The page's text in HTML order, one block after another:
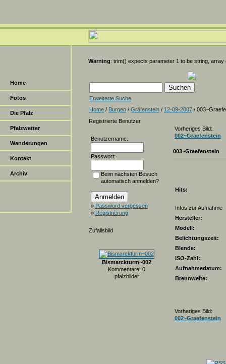
Home
Fotos
Die Pfalz
Pfalzwetter
Wanderungen
Kontakt
Archiv
Warning: trim() expects parameter 1 to be string,
Erweiterte Suche
Home / Burgen / Gräfenstein / 12-09-2007 /
Registrierte Benutzer
Benutzername:
Passwort:
Beim nächsten Besuch
automatisch anmelden?
» Password vergessen
» Registrierung
Zufallsbild
Bismarckturm~002
Kommentare: 0
pfalzbilder
Vorheriges Bild:
002~Graefenstein
003~Graefenstein
Hits:
Infos zur Aufnahme
Hersteller:
Modell:
Belichtungszeit:
Blende:
ISO-Zahl:
Aufnahmedatum:
Brennweite:
Vorheriges Bild:
002~Graefenstein